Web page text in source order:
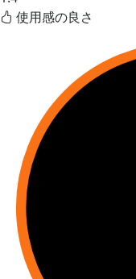
使用感の良さ